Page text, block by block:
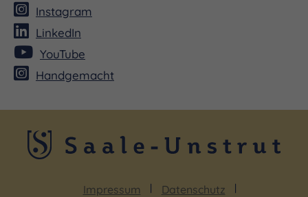
Instagram
LinkedIn
YouTube
Handgemacht
Impressum
Datenschutz